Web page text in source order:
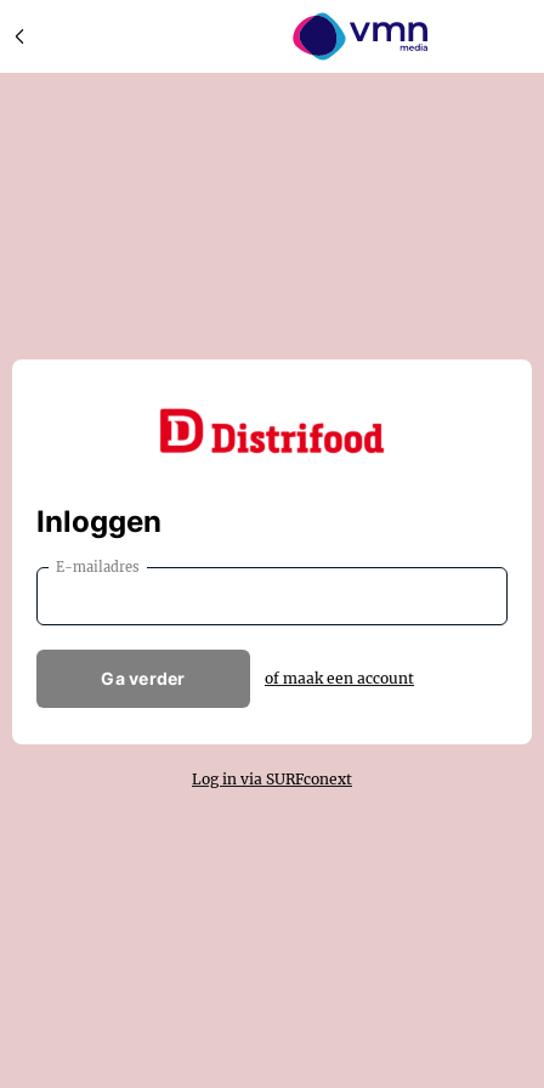
Inloggen
E-mailadres
Ga verder of maak een account
Log in via SURFconext